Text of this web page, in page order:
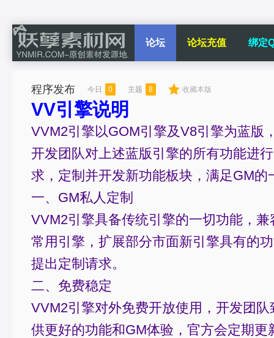
论坛 论坛充值 绑定
程序发布 今日 0 主题 8 收藏本版
VV引擎说明
VVM2引擎以GOM引擎及V8引擎为蓝版
开发团队对上述蓝版引擎的所有功能进
求，定制并开发新功能板块，满足GM
一、GM私人定制
VVM2引擎具备传统引擎的一切功能，
常用引擎，扩展部分市面新引擎具有的
提出定制请求。
二、免费稳定
VVM2引擎对外免费开放使用，开发团
供更好的功能和GM体验，官方会定期